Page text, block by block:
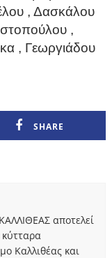
, Δασκάλου
,
, Γεωργιάδου
SHARE
αποτελεί
Καλλιθέας και